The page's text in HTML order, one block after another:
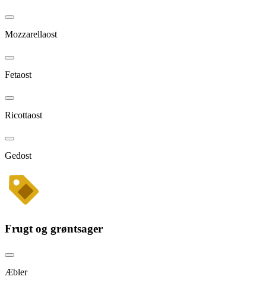
Mozzarellaost
Fetaost
Ricottaost
Gedost
Frugt og grøntsager
Æbler